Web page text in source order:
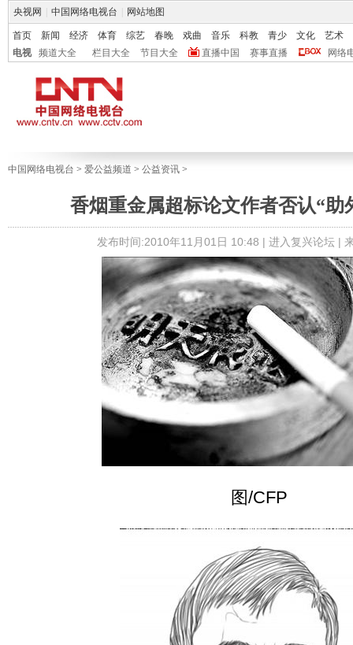
央视网 中国网络电视台 网站地图
首页 新闻 经济 体育 综艺 春晚 戏曲 音乐 科教 青少 文化
艺术
电视
频道大全 栏目大全 节目大全 直播中国 赛事直播 网络
中国网络电视台 > 爱公益频道 > 公益资讯 >
香烟重金属超标论文作者否认“助
发布时间:2010年11月01日 10:48 | 进入复兴论坛|
图/CFP